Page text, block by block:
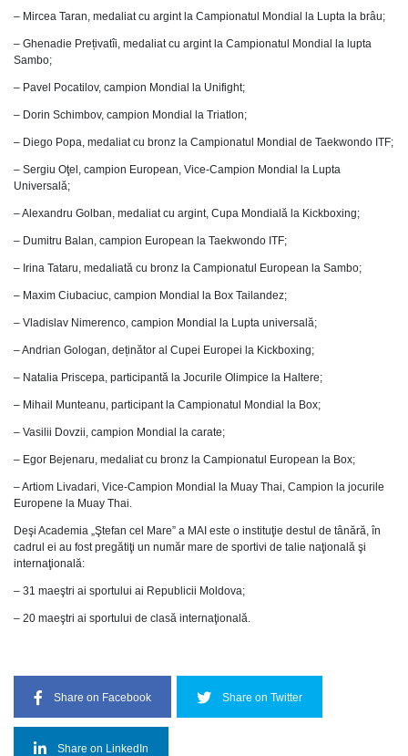
– Mircea Taran, medaliat cu argint la Campionatul Mondial la Lupta la brâu;
– Ghenadie Prețivatîi, medaliat cu argint la Campionatul Mondial la lupta
Sambo;
– Pavel Pocatilov, campion Mondial la Unifight;
– Dorin Schimbov, campion Mondial la Triatlon;
– Diego Popa, medaliat cu bronz la Campionatul Mondial de Taekwondo ITF;
– Sergiu Oţel, campion European, Vice-Campion Mondial la Lupta
Universală;
– Alexandru Golban, medaliat cu argint, Cupa Mondială la Kickboxing;
– Dumitru Balan, campion European la Taekwondo ITF;
– Irina Tataru, medaliată cu bronz la Campionatul European la Sambo;
– Maxim Ciubaciuc, campion Mondial la Box Tailandez;
– Vladislav Nimerenco, campion Mondial la Lupta universală;
– Andrian Gologan, deținător al Cupei Europei la Kickboxing;
– Natalia Priscepa, participantă la Jocurile Olimpice la Haltere;
– Mihail Munteanu, participant la Campionatul Mondial la Box;
– Vasilii Dovzii, campion Mondial la carate;
– Egor Bejenaru, medaliat cu bronz la Campionatul European la Box;
– Artiom Livadari, Vice-Campion Mondial la Muay Thai, Campion la jocurile
Europene la Muay Thai.
Deşi Academia „Ştefan cel Mare” a MAI este o instituţie destul de tânără, în
cadrul ei au fost pregătiţi un număr mare de sportivi de talie naţională şi
internaţională:
– 31 maeştri ai sportului ai Republicii Moldova;
– 20 maeştri ai sportului de clasă internaţională.
Share on Facebook Share on Twitter
Share on LinkedIn